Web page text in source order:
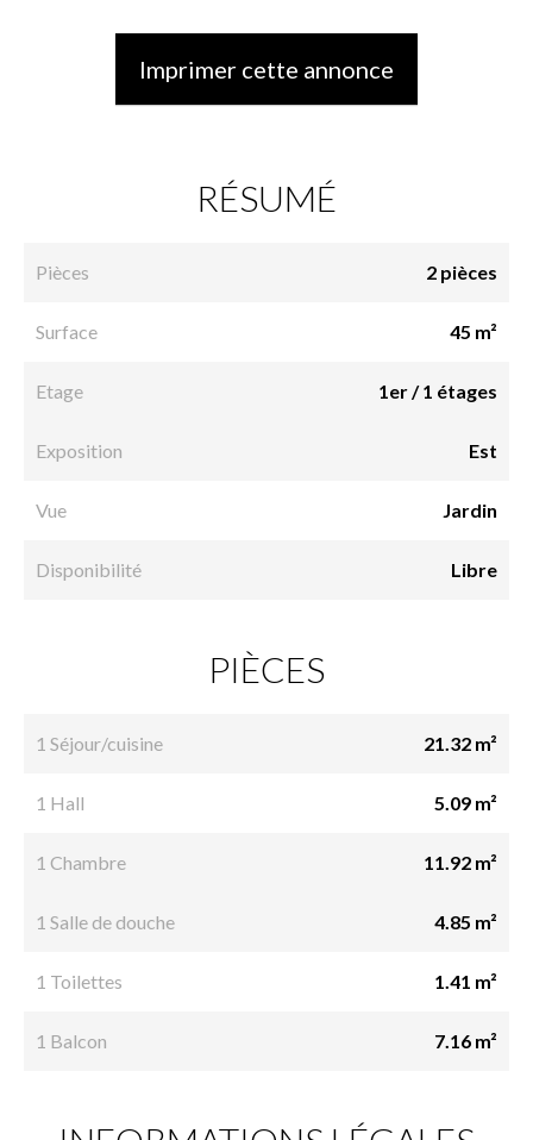
Imprimer cette annonce
RÉSUMÉ
Pièces 2 pièces
Surface 45 m²
Etage 1er / 1 étages
Exposition Est
Vue Jardin
Disponibilité Libre
PIÈCES
1 Séjour/cuisine 21.32 m²
1 Hall 5.09 m²
1 Chambre 11.92 m²
1 Salle de douche 4.85 m²
1 Toilettes 1.41 m²
1 Balcon 7.16 m²